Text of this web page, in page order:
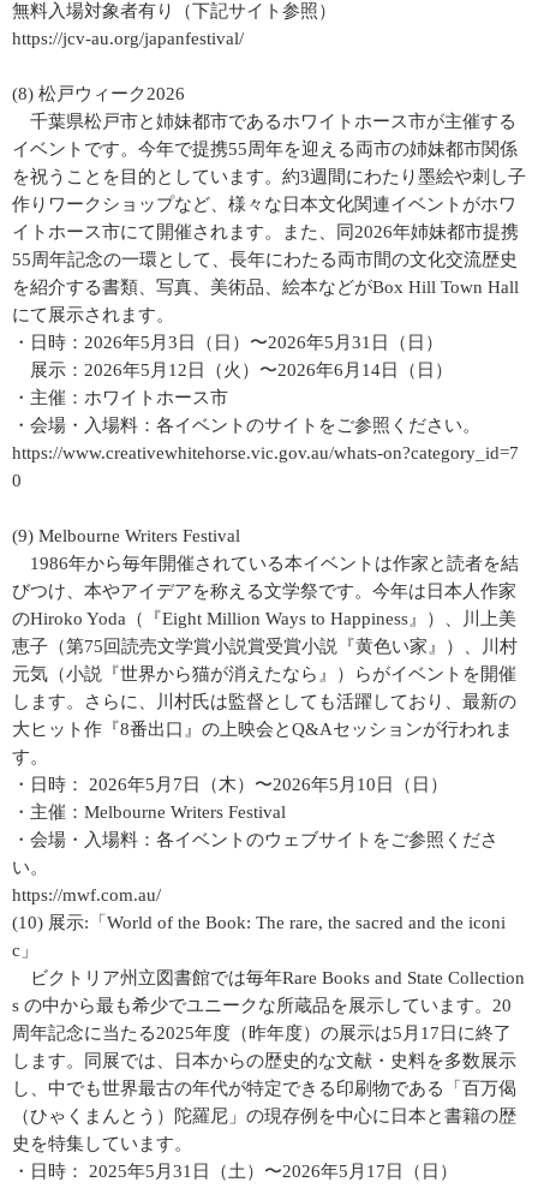
無料入場対象者有り（下記サイト参照）
https://jcv-au.org/japanfestival/
(8) 松戸ウィーク2026
千葉県松戸市と姉妹都市であるホワイトホース市が主催する
イベントです。今年で提携55周年を迎える両市の姉妹都市関係
を祝うことを目的としています。約3週間にわたり墨絵や刺し子
作りワークショップなど、様々な日本文化関連イベントがホワ
イトホース市にて開催されます。また、同2026年姉妹都市提携
55周年記念の一環として、長年にわたる両市間の文化交流歴史
を紹介する書類、写真、美術品、絵本などがBox Hill Town Hall
にて展示されます。
・日時：2026年5月3日（日）〜2026年5月31日（日）
展示：2026年5月12日（火）〜2026年6月14日（日）
・主催：ホワイトホース市
・会場・入場料：各イベントのサイトをご参照ください。
https://www.creativewhitehorse.vic.gov.au/whats-on?category_id=7
0
(9) Melbourne Writers Festival
1986年から毎年開催されている本イベントは作家と読者を結
びつけ、本やアイデアを称える文学祭です。今年は日本人作家
のHiroko Yoda（『Eight Million Ways to Happiness』）、川上美
恵子（第75回読売文学賞小説賞受賞小説『黄色い家』）、川村
元気（小説『世界から猫が消えたなら』）らがイベントを開催
します。さらに、川村氏は監督としても活躍しており、最新の
大ヒット作『8番出口』の上映会とQ&Aセッションが行われま
す。
・日時： 2026年5月7日（木）〜2026年5月10日（日）
・主催：Melbourne Writers Festival
・会場・入場料：各イベントのウェブサイトをご参照くださ
い。
https://mwf.com.au/
(10) 展示:「World of the Book: The rare, the sacred and the iconi
c」
ビクトリア州立図書館では毎年Rare Books and State Collection
s の中から最も希少でユニークな所蔵品を展示しています。20
周年記念に当たる2025年度（昨年度）の展示は5月17日に終了
します。同展では、日本からの歴史的な文献・史料を多数展示
し、中でも世界最古の年代が特定できる印刷物である「百万偈
（ひゃくまんとう）陀羅尼」の現存例を中心に日本と書籍の歴
史を特集しています。
・日時： 2025年5月31日（土）〜2026年5月17日（日）